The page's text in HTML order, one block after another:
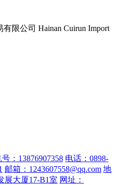
有限公司 Hainan Cuirun Import
：13876907358 电话：0898-
邮箱：1243607558@qq.com 地
展大厦17-B1室 网址：